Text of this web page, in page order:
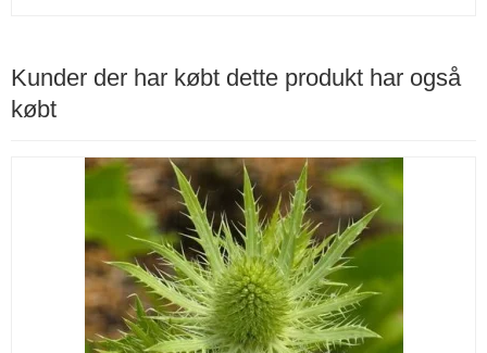
Kunder der har købt dette produkt har også
købt